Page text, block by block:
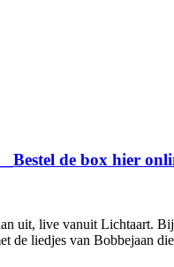
de box hier
uit, live vanuit Lichtaart.
de liedjes van Bobbejaan